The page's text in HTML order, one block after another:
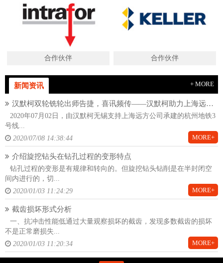
合作伙伴 合作伙伴
新闻资讯 + MORE
汉默柯双轮铣轮出师告捷，喜讯频传——汉默柯助力上海远方杭州地铁项目
2020年07月02日，由汉默柯无锡支持上海远方公司承建的杭州地铁3
号线...
2020/07/08 14:38:44
MORE+
介绍旋挖钻头在钻孔过程的变形特点
钻孔过程的变形是有规律和转向的。但旋挖钻头钻削是在半封闭空
间内进行的，切...
2020/01/03 11:24:29
MORE+
截齿损坏形式分析
一、抗冲击性能低通过大量观察损坏的截齿，发现多数截齿的损坏
不是正常磨损失...
2020/01/03 11:20:34
MORE+